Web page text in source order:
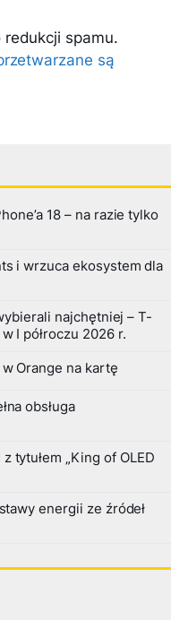
spamu.
są
18 – na razie tylko
i wrzuca ekosystem dla
najchętniej – T-
I półroczu 2026 r.
Orange na kartę
obsługa
tytułem „King of OLED
energii ze źródeł